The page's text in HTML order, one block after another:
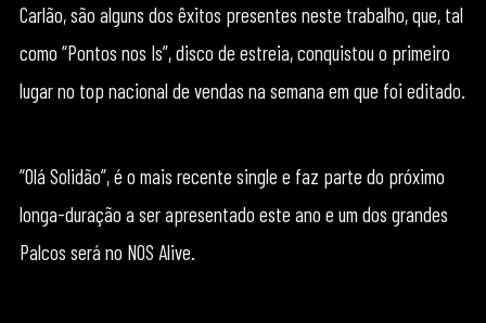
Carlão, são alguns dos êxitos presentes neste trabalho, que, tal
como “Pontos nos Is”, disco de estreia, conquistou o primeiro
lugar no top nacional de vendas na semana em que foi editado.
“Olá Solidão”, é o mais recente single e faz parte do próximo
longa-duração a ser apresentado este ano e um dos grandes
Palcos será no NOS Alive.